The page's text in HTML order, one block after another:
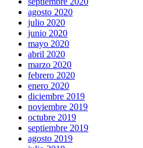
agosto 2020
julio 2020
junio 2020
mayo 2020
abril 2020
marzo 2020
febrero 2020
enero 2020
diciembre 2019
noviembre 2019
octubre 2019
septiembre 2019
agosto 2019